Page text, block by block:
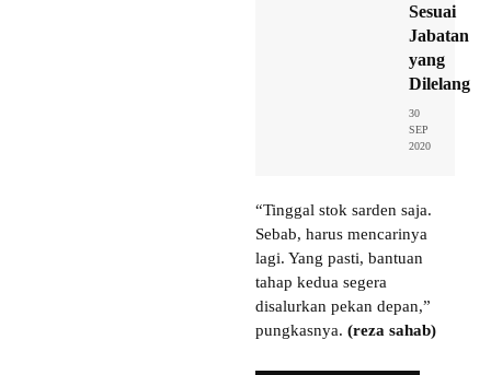
Sesuai
Jabatan
yang
Dilelang
30
SEP
2020
“Tinggal stok sarden saja.
Sebab, harus mencarinya
lagi. Yang pasti, bantuan
tahap kedua segera
disalurkan pekan depan,”
pungkasnya. (reza sahab)